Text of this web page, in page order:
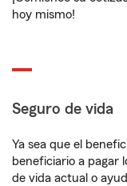
hoy mismo!
Seguro de vida
Ya sea que el
beneficiario a pagar
de vida actual o